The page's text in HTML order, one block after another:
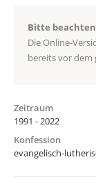
Bitte beachten
Die Online-
bereits vor dem
Zeitraum
1991 - 2022
Konfession
evangelisch-